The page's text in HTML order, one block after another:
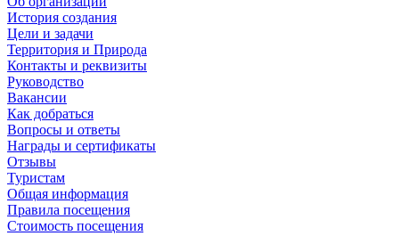
История создания
Цели и задачи
Территория и Природа
Контакты и реквизиты
Руководство
Вакансии
Как добраться
Вопросы и ответы
Награды и сертификаты
Отзывы
Туристам
Общая информация
Правила посещения
Стоимость посещения